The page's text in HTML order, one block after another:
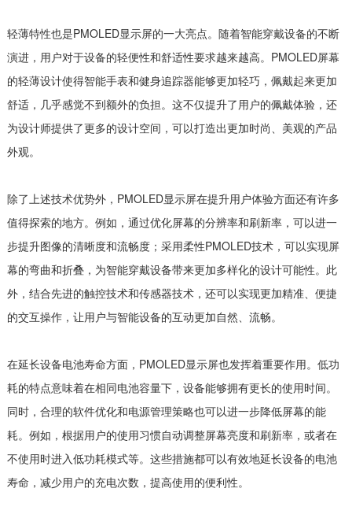
轻薄特性也是PMOLED显示屏的一大亮点。随着智能穿戴设备的不断
演进，用户对于设备的轻便性和舒适性要求越来越高。PMOLED屏幕
的轻薄设计使得智能手表和健身追踪器能够更加轻巧，佩戴起来更加
舒适，几乎感觉不到额外的负担。这不仅提升了用户的佩戴体验，还
为设计师提供了更多的设计空间，可以打造出更加时尚、美观的产品
外观。
除了上述技术优势外，PMOLED显示屏在提升用户体验方面还有许多
值得探索的地方。例如，通过优化屏幕的分辨率和刷新率，可以进一
步提升图像的清晰度和流畅度；采用柔性PMOLED技术，可以实现屏
幕的弯曲和折叠，为智能穿戴设备带来更加多样化的设计可能性。此
外，结合先进的触控技术和传感器技术，还可以实现更加精准、便捷
的交互操作，让用户与智能设备的互动更加自然、流畅。
在延长设备电池寿命方面，PMOLED显示屏也发挥着重要作用。低功
耗的特点意味着在相同电池容量下，设备能够拥有更长的使用时间。
同时，合理的软件优化和电源管理策略也可以进一步降低屏幕的能
耗。例如，根据用户的使用习惯自动调整屏幕亮度和刷新率，或者在
不使用时进入低功耗模式等。这些措施都可以有效地延长设备的电池
寿命，减少用户的充电次数，提高使用的便利性。